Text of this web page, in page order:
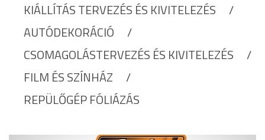
KIÁLLÍTÁS TERVEZÉS ÉS KIVITELEZÉS
AUTÓDEKORÁCIÓ
CSOMAGOLÁSTERVEZÉS ÉS KIVITELEZÉS
FILM ÉS SZÍNHÁZ
REPÜLŐGÉP FÓLIÁZÁS